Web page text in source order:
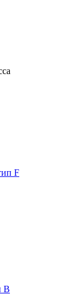
F
B